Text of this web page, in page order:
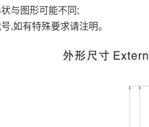
与图形可能不同;
,如有特殊要求请注明。